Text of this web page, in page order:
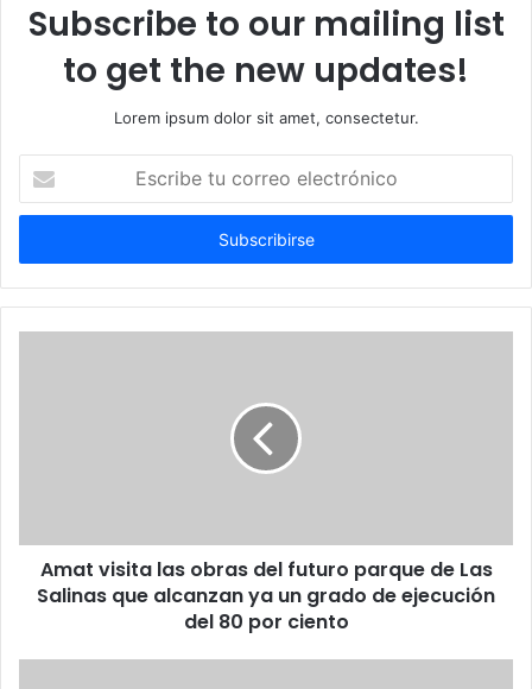
Subscribe to our mailing list
to get the new updates!
Lorem ipsum dolor sit amet, consectetur.
correo
Amat visita las obras del futuro parque de Las
Salinas que alcanzan ya un grado de ejecución
del 80 por ciento